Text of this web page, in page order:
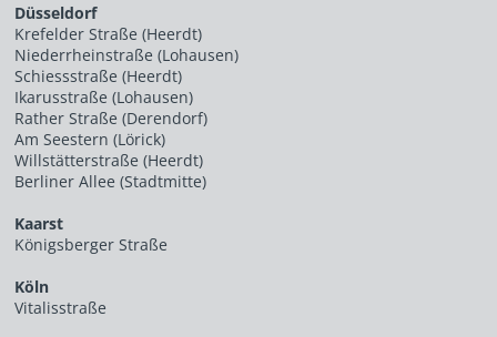
Düsseldorf
Krefelder Straße (Heerdt)
Niederrheinstraße (Lohausen)
Schiessstraße (Heerdt)
Ikarusstraße (Lohausen)
Rather Straße (Derendorf)
Am Seestern (Lörick)
Willstätterstraße (Heerdt)
Berliner Allee (Stadtmitte)
Kaarst
Königsberger Straße
Köln
Vitalisstraße